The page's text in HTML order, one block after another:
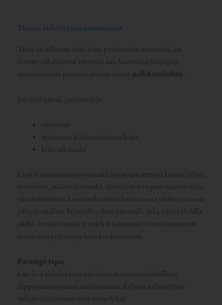
Yhteen tulovirtaan nojaaminen
Tämä on hiljainen riski, josta puhuttaisiin enemmän, jos
ihmiset uskaltaisivat myöntää sen. Suurin osa firettäjien
suunnitelmista perustuu yhteen asiaan: palkkatuloihin.
Jos työ loppuu, putoaa myös:
säästöaste
sijoitusten kuukausittainen lisäys
koko aikataulu
Lisäksi suomalaisessa työmarkkinassa epävarmuus kasvaa: lyhyet
työsuhteet, määräaikaisuudet, toimialojen nopeat muutokset ja
yksinyrittämisen kasvu heikentävät luottamusta yhden ja ainoan
päätyön malliin. Näin ollen firettäjän-malli, joka seisoo yhdellä
jalalla, on liian hauras ja riskikäs kestämään vuosikymmenten
muutokset työttömyydestä konkursseihin.
Parempi tapa:
Luo 2–4 rinnakkaista tulovirtaa jo ennen taloudellisen
riippumattomuuden saavuttamista. Erilaisia vaihtoehtoja
tulojen keräämiseen ovat esimerkiksi: